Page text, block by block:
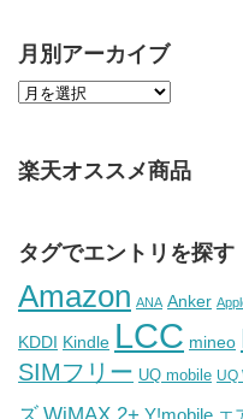
月別アーカイブ
楽天オススメ商品
タグでエントリを探す
Amazon ANA Anker
KDDI Kindle LCC mineo
SIMフリー UQ mobile UQ